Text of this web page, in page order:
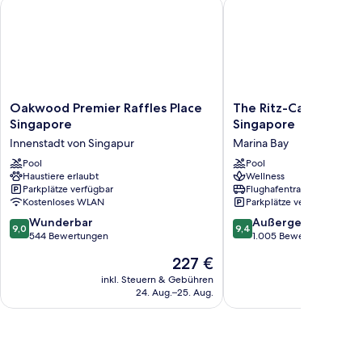
Oakwood
Premier
Raffles
Place
Singapore
Innenstadt
von
Singapur
Oakwood Premier Raffles Place
Singapore
Innenstadt von Singapur
Pool
Haustiere erlaubt
Parkplätze verfügbar
Kostenloses WLAN
9.0
von
9,0 Wunderbar
544 Bewertungen
Der
Preis
beträgt
227 €
inkl. Steuern & Gebühren
24. Aug.–25. Aug.
The
Ritz-
Carlton,
Millenia
Singapore
Marina
Bay
The Ritz-Carlton,
Singapore
Marina Bay
Pool
Wellness
Flughafentransfer
Parkplätze verfügbar
9.4
von
9,4 Außergewöhnlich
1.005 Bewertungen